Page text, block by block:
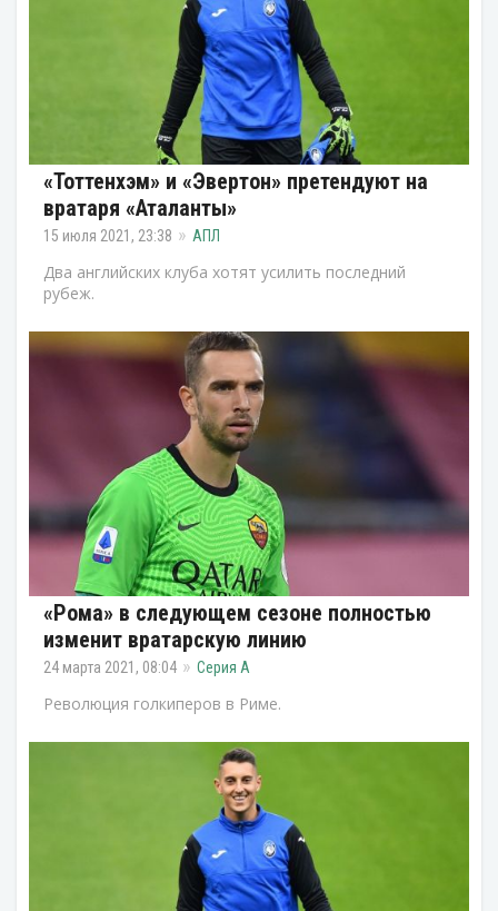
«Тоттенхэм» и «Эвертон» претендуют на
вратаря «Аталанты»
15 июля 2021, 23:38 АПЛ
Два английских клуба хотят усилить последний
рубеж.
«Рома» в следующем сезоне полностью
изменит вратарскую линию
24 марта 2021, 08:04 Серия А
Революция голкиперов в Риме.